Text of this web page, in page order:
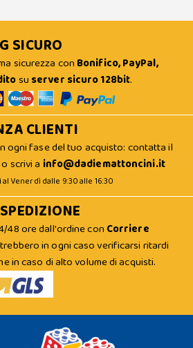
SICURO
sicurezza con Bonifico, PayPal,
su server sicuro 128bit.
CLIENTI
ogni fase del tuo acquisto: contatta il
o scrivi a info@dadiemattoncini.it
Venerdì dalle 9:30 alle 16:30
48 ore dall'ordine con Corriere
in ogni caso verificarsi ritardi
in caso di alto volume di acquisti.